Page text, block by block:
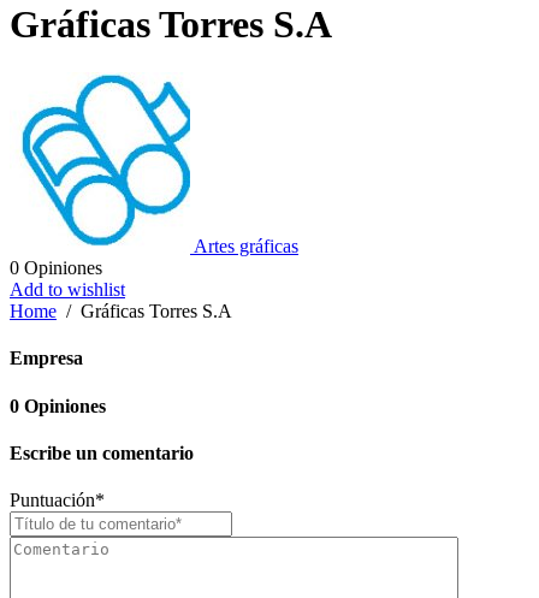
Gráficas Torres S.A
Artes gráficas
0 Opiniones
Add to wishlist
Home / Gráficas Torres S.A
Empresa
0 Opiniones
Escribe un comentario
Puntuación*